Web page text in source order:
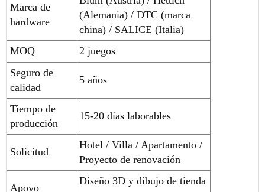
Marca de
hardware
(Alemania) / DTC (marca
china) / SALICE (Italia)
MOQ
2 juegos
Seguro de
calidad
5 años
Tiempo de
producción
15-20 días laborables
Solicitud
Hotel / Villa / Apartamento /
Proyecto de renovación
Apoyo
Diseño 3D y dibujo de tienda